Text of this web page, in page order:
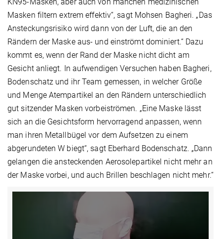
KN95-Masken, aber auch von manchen medizinischen
Masken filtern extrem effektiv“, sagt Mohsen Bagheri. „Das
Ansteckungsrisiko wird dann von der Luft, die an den
Rändern der Maske aus- und einströmt dominiert.“ Dazu
kommt es, wenn der Rand der Maske nicht dicht am
Gesicht anliegt. In aufwendigen Versuchen haben Bagheri,
Bodenschatz und ihr Team gemessen, in welcher Größe
und Menge Atempartikel an den Rändern unterschiedlich
gut sitzender Masken vorbeiströmen. „Eine Maske lässt
sich an die Gesichtsform hervorragend anpassen, wenn
man ihren Metallbügel vor dem Aufsetzen zu einem
abgerundeten W biegt“, sagt Eberhard Bodenschatz. „Dann
gelangen die ansteckenden Aerosolepartikel nicht mehr an
der Maske vorbei, und auch Brillen beschlagen nicht mehr.“